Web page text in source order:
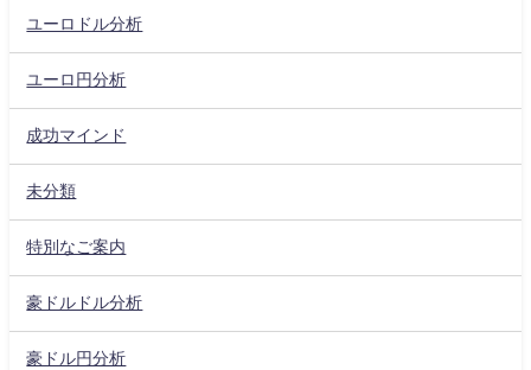
ユーロドル分析
ユーロ円分析
成功マインド
未分類
特別なご案内
豪ドルドル分析
豪ドル円分析